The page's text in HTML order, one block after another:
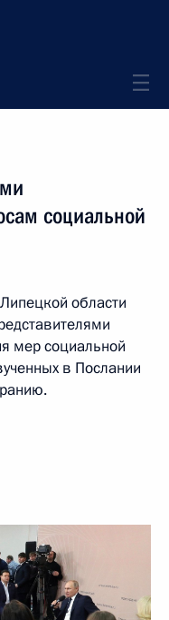
социальной
области
мер социальной
в Послании